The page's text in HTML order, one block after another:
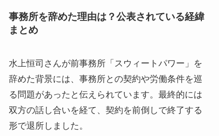
事務所を辞めた理由は？公表されている経緯
まとめ
水上恒司さんが前事務所「スウィートパワー」を
辞めた背景には、事務所との契約や労働条件を巡
る問題があったと伝えられています。最終的には
双方の話し合いを経て、契約を前倒しで終了する
形で退所しました。